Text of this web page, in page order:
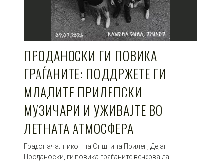
ПРОДАНОСКИ ГИ ПОВИКА
ГРАЃАНИТЕ: ПОДДРЖЕТЕ ГИ
МЛАДИТЕ ПРИЛЕПСКИ
МУЗИЧАРИ И УЖИВАЈТЕ ВО
ЛЕТНАТА АТМОСФЕРА
Градоначалникот на Општина Прилеп, Дејан
Проданоски, ги повика граѓаните вечерва да